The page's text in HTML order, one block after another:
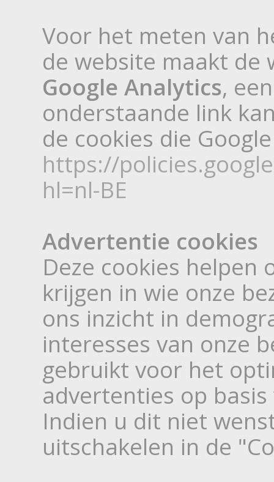
Voor het meten van
de website maakt de
Google Analytics,
onderstaande link
de cookies die
https://
hl=nl-BE
Advertentie cookies
Deze cookies helpen
krijgen in wie onze
ons inzicht in
interesses van onze
gebruikt voor het
advertenties op
Indien u dit niet
uitschakelen in de